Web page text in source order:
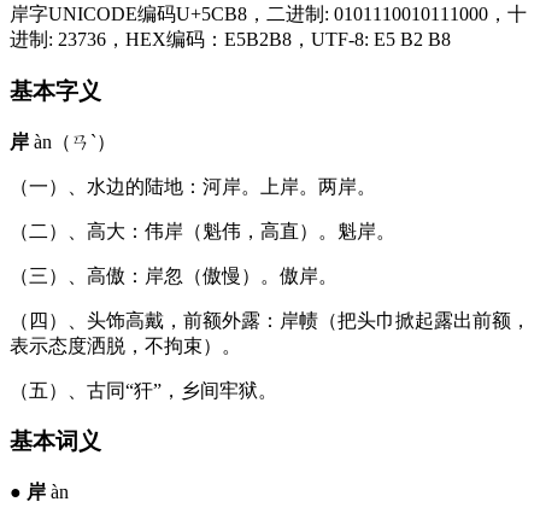
岸字UNICODE编码U+5CB8，二进制: 0101110010111000，十
进制: 23736，HEX编码：E5B2B8，UTF-8: E5 B2 B8
基本字义
岸 àn（ㄢˋ）
（一）、水边的陆地：河岸。上岸。两岸。
（二）、高大：伟岸（魁伟，高直）。魁岸。
（三）、高傲：岸忽（傲慢）。傲岸。
（四）、头饰高戴，前额外露：岸帻（把头巾掀起露出前额，
表示态度洒脱，不拘束）。
（五）、古同“犴”，乡间牢狱。
基本词义
● 岸 àn